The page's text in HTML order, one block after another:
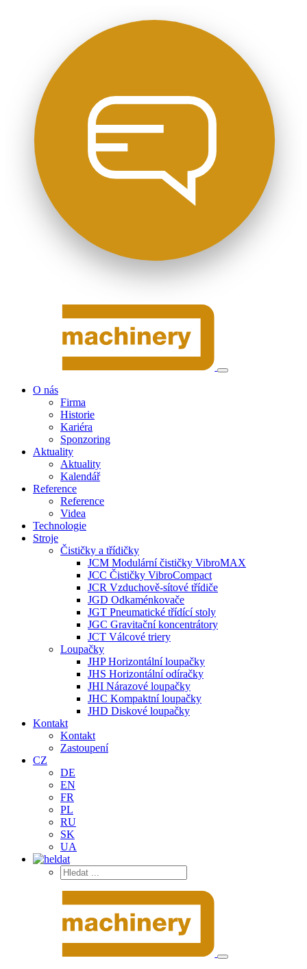
O nás
Firma
Historie
Kariéra
Sponzoring
Aktuality
Aktuality
Kalendář
Reference
Reference
Videa
Technologie
Stroje
Čističky a třídičky
JCM Modulární čističky VibroMAX
JCC Čističky VibroCompact
JCR Vzduchově-sítové třídiče
JGD Odkaménkovače
JGT Pneumatické třídící stoly
JGC Gravitační koncentrátory
JCT Válcové triery
Loupačky
JHP Horizontální loupačky
JHS Horizontální odíračky
JHI Nárazové loupačky
JHC Kompaktní loupačky
JHD Diskové loupačky
Kontakt
Kontakt
Zastoupení
CZ
DE
EN
FR
PL
RU
SK
UA